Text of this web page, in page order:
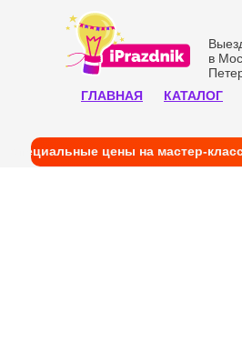
КАТАЛОГ
ГЛАВНАЯ
в
cпециальные цены на мастер-